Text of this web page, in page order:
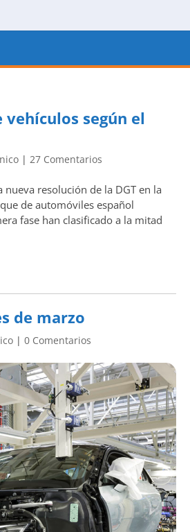
según el
|27 Comentarios
resolución de la DGT en la
de automóviles español
fase han clasificado a la mitad
de marzo
|0 Comentarios